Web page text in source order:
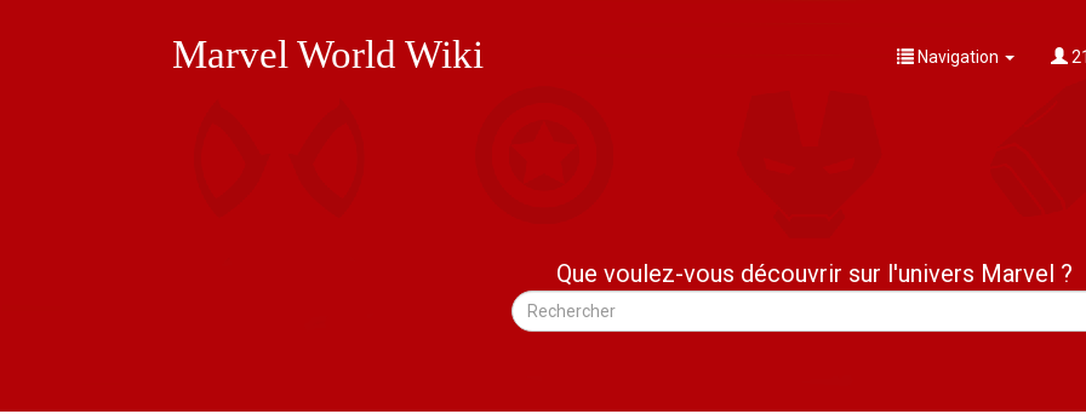
Marvel World Wiki Navigation
Que voulez-vous découvrir sur l'univers Marvel ?